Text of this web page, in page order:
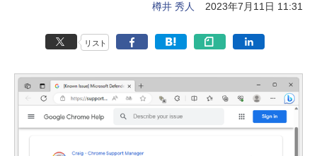
樽井 秀人 2023年7月11日 11:31
リスト